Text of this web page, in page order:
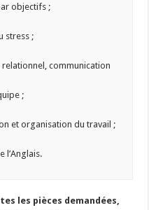
objectifs ;
;
communication
;
organisation du travail ;
les pièces demandées,